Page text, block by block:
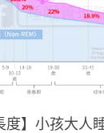
度】小孩大人